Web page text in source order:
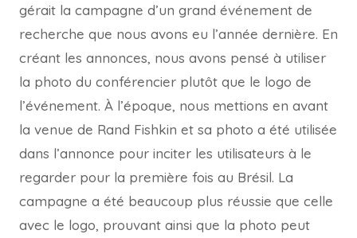
gérait la campagne d’un grand événement de
recherche que nous avons eu l’année dernière. En
créant les annonces, nous avons pensé à utiliser
la photo du conférencier plutôt que le logo de
l’événement. À l’époque, nous mettions en avant
la venue de Rand Fishkin et sa photo a été utilisée
dans l’annonce pour inciter les utilisateurs à le
regarder pour la première fois au Brésil. La
campagne a été beaucoup plus réussie que celle
avec le logo, prouvant ainsi que la photo peut